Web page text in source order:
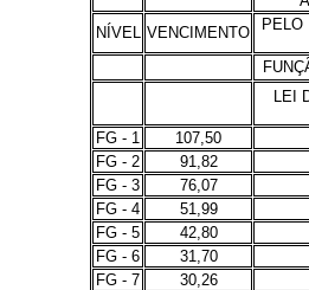
NÍVEL VENCIMENTO PELO
LEI
FG - 1
107,50
FG - 2
91,82
FG - 3
76,07
FG - 4
51,99
FG - 5
42,80
FG - 6
31,70
FG - 7
30,26